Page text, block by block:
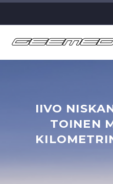
IIVO
TOINEN